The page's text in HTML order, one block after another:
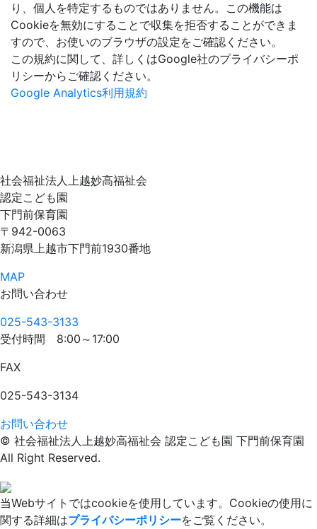
り、個人を特定するものではありません。この機能は
Cookieを無効にすることで収集を拒否することができま
すので、お使いのブラウザの設定をご確認ください。
この規約に関して、詳しくはGoogle社のプライバシーポ
リシーからご確認ください。
Google Analytics利用規約
社会福祉法人上越妙高福祉会
認定こども園
下門前保育園
〒942-0063
新潟県上越市下門前1930番地
MAP
お問い合わせ
025-543-3133
受付時間 8:00～17:00
FAX
025-543-3134
お問い合わせ
© 社会福祉法人上越妙高福祉会 認定こども園 下門前保育園
All Right Reserved.
当Webサイトではcookieを使用しています。Cookieの使用に
関する詳細はプライバシーポリシーをご覧ください。